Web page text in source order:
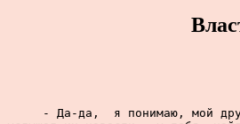
- Да-да,  я понимаю, мой